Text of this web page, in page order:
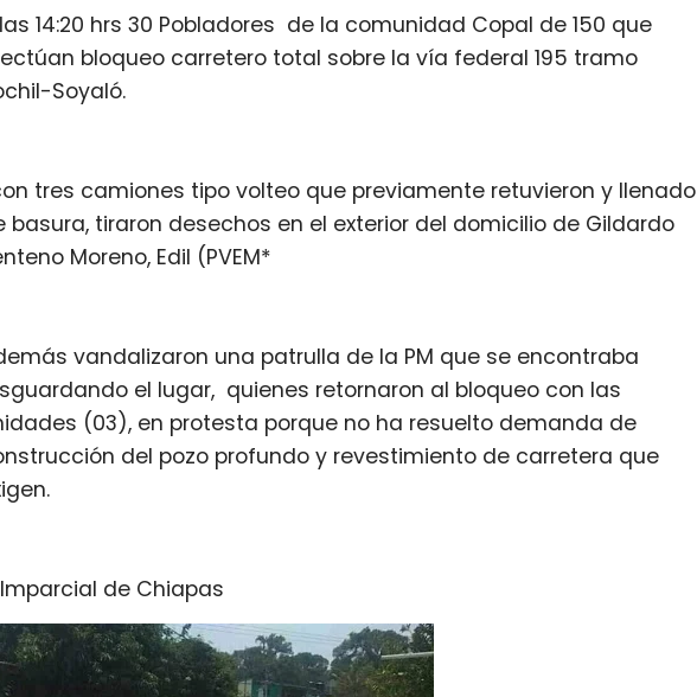
14:20 hrs 30 Pobladores de la comunidad Copal de 150 que
bloqueo carretero total sobre la vía federal 195 tramo
Soyaló.
tres camiones tipo volteo que previamente retuvieron y llenado
basura, tiraron desechos en el exterior del domicilio de Gildardo
Moreno, Edil (PVEM*
vandalizaron una patrulla de la PM que se encontraba
el lugar, quienes retornaron al bloqueo con las
(03), en protesta porque no ha resuelto demanda de
del pozo profundo y revestimiento de carretera que
Imparcial de Chiapas